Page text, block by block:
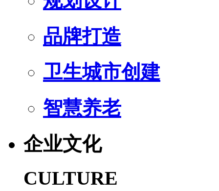
品牌打造
卫生城市创建
智慧养老
企业文化
CULTURE